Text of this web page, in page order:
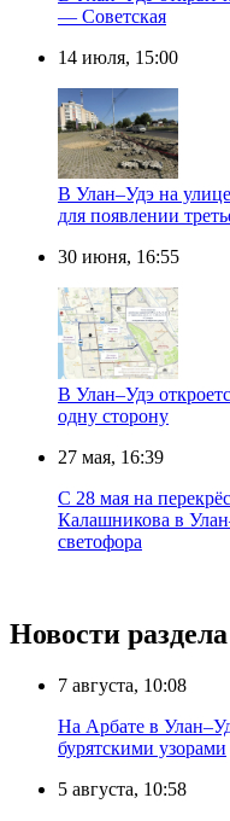
— Советская
14 июля, 15:00
В Улан–Удэ на
для появлении
30 июня, 16:55
В Улан–Удэ
одну сторону
27 мая, 16:39
С 28 мая на
Калашникова в
светофора
Новости
7 августа, 10:08
На Арбате в
бурятскими узорами
5 августа, 10:58